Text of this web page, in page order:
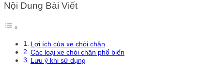
Nội Dung Bài Viết
Lợi ích của xe chòi chân
Các loại xe chòi chân phổ biến
Lưu ý khi sử dụng